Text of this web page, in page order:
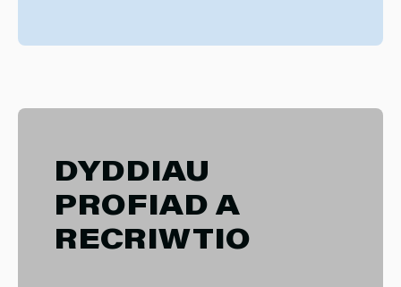
DYDDIAU
PROFIAD A
RECRIWTIO